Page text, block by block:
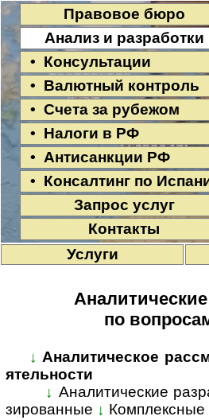
Правовое бюро
Анализ и разработки
• Консультации
• Валютный контроль
• Счета за рубежом
• Налоги в РФ
• Антисанкции РФ
• Консалтинг по
Запрос услуг
Контакты
Услуги
по
↓ Аналитическое
я­тель­ности
↓ Аналитические
зи­ро­ван­ные ↓ Комп­лекс­ные